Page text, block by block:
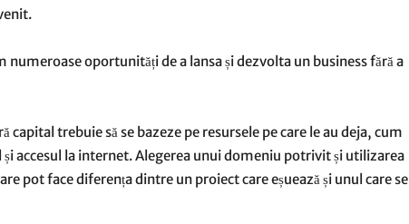
oportunități de a lansa și dezvolta un business fără a
capital trebuie să se bazeze pe resursele pe care le au deja, cum
accesul la internet. Alegerea unui domeniu potrivit și utilizarea
pot face diferența dintre un proiect care eșuează și unul care se